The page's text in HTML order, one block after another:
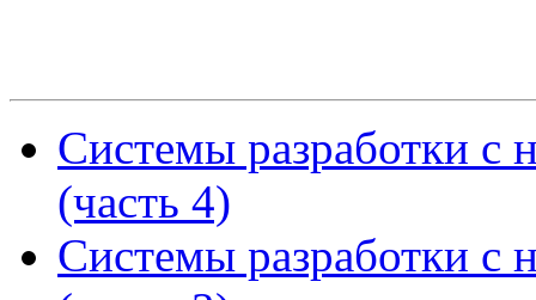
Системы разработки с
(часть 4)
Системы разработки с